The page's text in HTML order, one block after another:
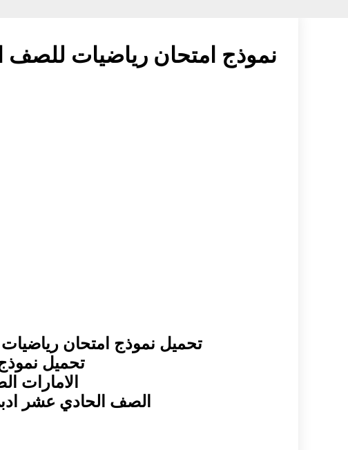
نموذج امتحان رياضيات للصف
تحميل نموذج امتحان
تحميل نموذج امتحان
الامارات
الصف الحادي عشر ادبي (نموذج